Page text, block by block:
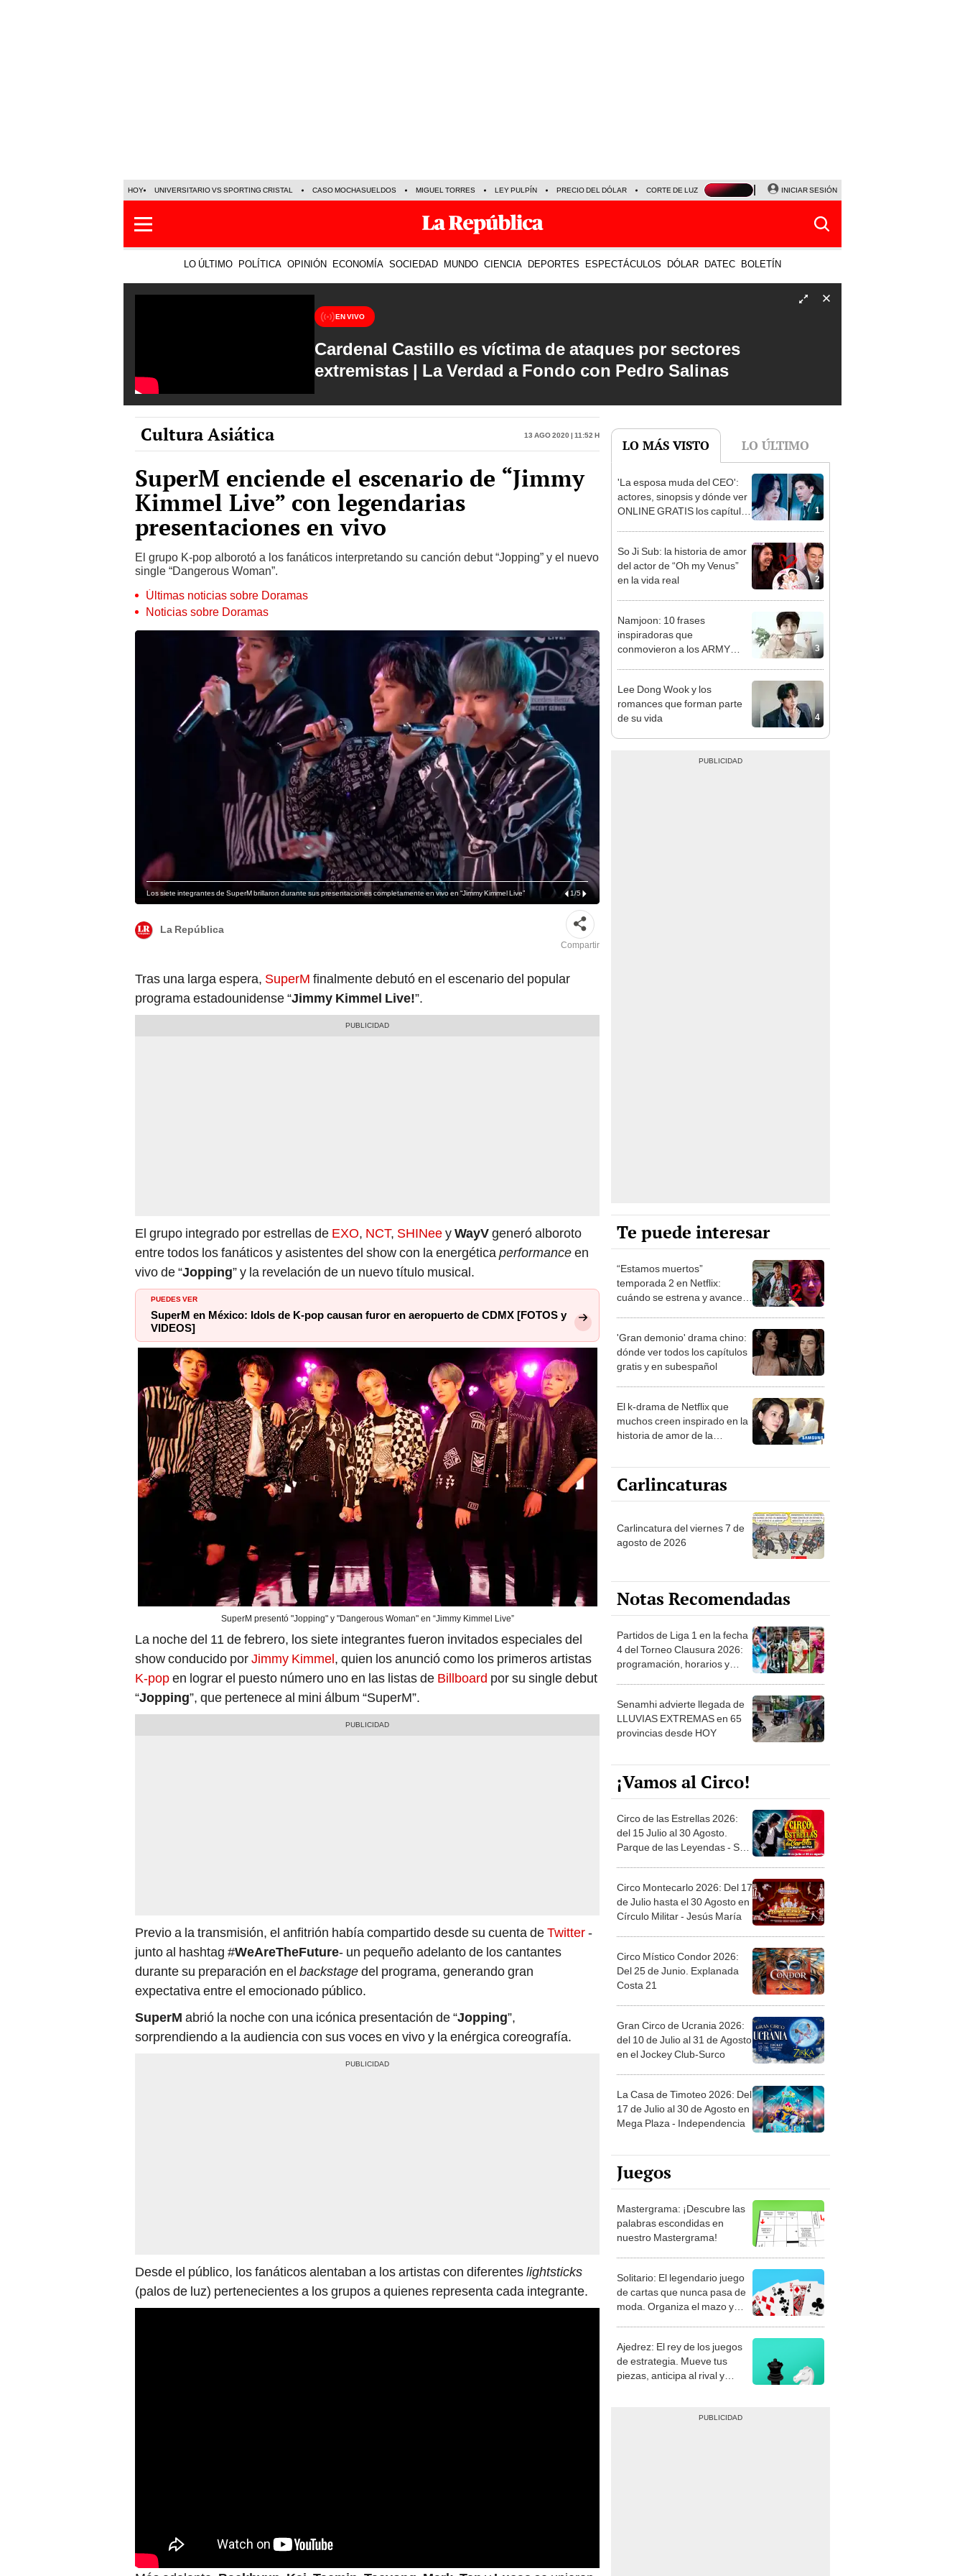
HOY UNIVERSITARIO VS SPORTING CRISTAL CASO MOCHASUELDOS MIGUEL TORRES LEY PULPÍN PRECIO DEL DÓLAR CORTE DE LUZ VIERNES 7 DE AGOSTO ALBERTO BENAVIDES
INICIAR SESIÓN
LO ÚLTIMO POLÍTICA OPINIÓN ECONOMÍA SOCIEDAD MUNDO CIENCIA DEPORTES ESPECTÁCULOS DÓLAR DATEC BOLETÍN
EN VIVO
Cardenal Castillo es víctima de ataques por sectores
extremistas | La Verdad a Fondo con Pedro Salinas
Cultura Asiática 13 Ago 2020 | 11:52 h
SuperM enciende el escenario de “Jimmy
Kimmel Live” con legendarias
presentaciones en vivo
El grupo K-pop alborotó a los fanáticos interpretando su canción debut “Jopping” y el nuevo
single “Dangerous Woman”.
Últimas noticias sobre Doramas
Noticias sobre Doramas
Los siete integrantes de SuperM brillaron durante sus presentaciones completamente en vivo en “Jimmy Kimmel Live” 1/5
La República
Compartir
Tras una larga espera, SuperM finalmente debutó en el escenario del popular
programa estadounidense “Jimmy Kimmel Live!”.
El grupo integrado por estrellas de EXO, NCT, SHINeeyWayVgeneró alboroto
entre todos los fanáticos y asistentes del show con la energética performanceen
vivo de “Jopping” y la revelación de un nuevo título musical.
PUEDES VER
SuperM en México: Idols de K-pop causan furor en aeropuerto de CDMX [FOTOS y
VIDEOS]
SuperM presentó "Jopping" y "Dangerous Woman" en “Jimmy Kimmel Live”
La noche del 11 de febrero, los siete integrantes fueron invitados especiales del
show conducido porJimmy Kimmel, quien los anunció como los primeros artistas
K-popen lograr el puesto número uno en las listas de Billboard por su single debut
“Jopping”, que pertenece al mini álbum “SuperM”.
Previo a la transmisión, el anfitrión había compartido desde su cuenta deTwitter-
junto al hashtag #WeAreTheFuture- un pequeño adelanto de los cantantes
durante su preparación en el backstagedel programa, generando gran
expectativa entre el emocionado público.
SuperM abrió la noche con una icónica presentación de “Jopping”,
sorprendiendo a la audiencia con sus voces en vivo y la enérgica coreografía.
Desde el público, los fanáticos alentaban a los artistas con diferenteslightsticks
(palos de luz) pertenecientes a los grupos a quienes representa cada integrante.
LO MÁS VISTO LO ÚLTIMO
1
'La esposa muda del CEO':
actores, sinopsis y dónde ver
ONLINE GRATIS los capítulos
2
So Ji Sub: la historia de amor
del actor de “Oh my Venus”
en la vida real
3
Namjoon: 10 frases
inspiradoras que
conmovieron a los ARMY
4
Lee Dong Wook y los
romances que forman parte
de su vida
Te puede interesar
“Estamos muertos”
temporada 2 en Netflix:
cuándo se estrena y avances
'Gran demonio' drama chino:
dónde ver todos los capítulos
gratis y en subespañol
El k-drama de Netflix que
muchos creen inspirado en la
historia de amor de la
Carlincaturas
Carlincatura del viernes 7 de
agosto de 2026
Notas Recomendadas
Partidos de Liga 1 en la fecha
4 del Torneo Clausura 2026:
programación, horarios y
Senamhi advierte llegada de
LLUVIAS EXTREMAS en 65
provincias desde HOY
¡Vamos al Circo!
Circo de las Estrellas 2026:
del 15 Julio al 30 Agosto.
Parque de las Leyendas - San
Circo Montecarlo 2026: Del 17
de Julio hasta el 30 Agosto en
Círculo Militar - Jesús María
Circo Místico Condor 2026:
Del 25 de Junio. Explanada
Costa 21
Gran Circo de Ucrania 2026:
del 10 de Julio al 31 de Agosto
en el Jockey Club-Surco
La Casa de Timoteo 2026: Del
17 de Julio al 30 de Agosto en
Mega Plaza - Independencia
Juegos
Mastergrama: ¡Descubre las
palabras escondidas en
nuestro Mastergrama!
Solitario: El legendario juego
de cartas que nunca pasa de
moda. Organiza el mazo y
Ajedrez: El rey de los juegos
de estrategia. Mueve tus
piezas, anticipa al rival y